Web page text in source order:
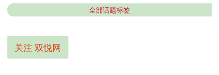
全部话题标签
关注 双悦网